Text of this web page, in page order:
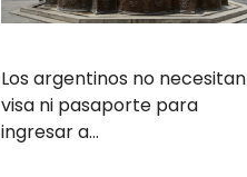
Los argentinos no necesitan
visa ni pasaporte para
ingresar a…